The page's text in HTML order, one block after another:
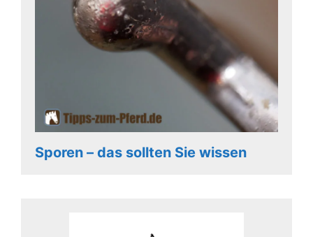
Sporen – das sollten Sie wissen